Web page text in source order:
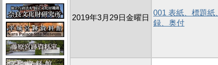
2019年3月29日金曜日
001 表紙、標題紙
録、奥付